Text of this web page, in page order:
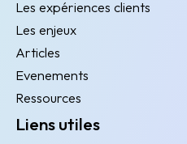
Les expériences clients
Les enjeux
Articles
Evenements
Ressources
Liens utiles